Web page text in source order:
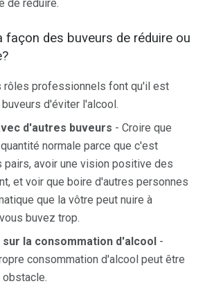
de réduire.
façon des buveurs de réduire ou
rôles professionnels font qu'il est
d'éviter l'alcool.
d'autres buveurs - Croire que
normale parce que c'est
pairs, avoir une vision positive des
et voir que boire d'autres personnes
que la vôtre peut nuire à
buvez trop.
la consommation d'alcool -
consommation d'alcool peut être